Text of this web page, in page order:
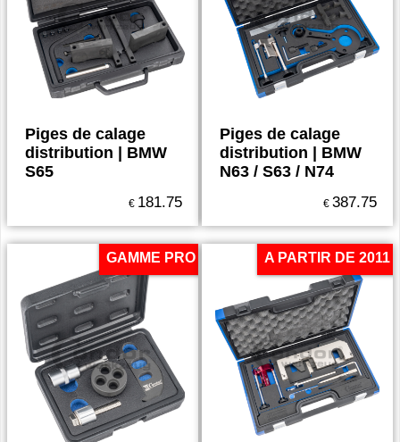
Piges de calage
distribution | BMW
S65
€ 181.75
Piges de calage
distribution | BMW
N63 / S63 / N74
€ 387.75
GAMME PRO A PARTIR DE 2011